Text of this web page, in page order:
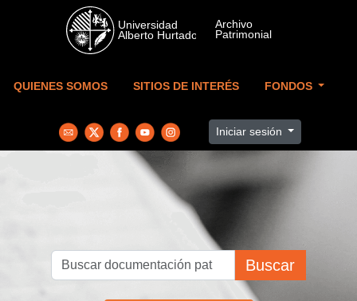
Skip to main content
QUIENES SOMOS SITIOS DE INTERÉS FONDOS
Iniciar sesión
Buscar